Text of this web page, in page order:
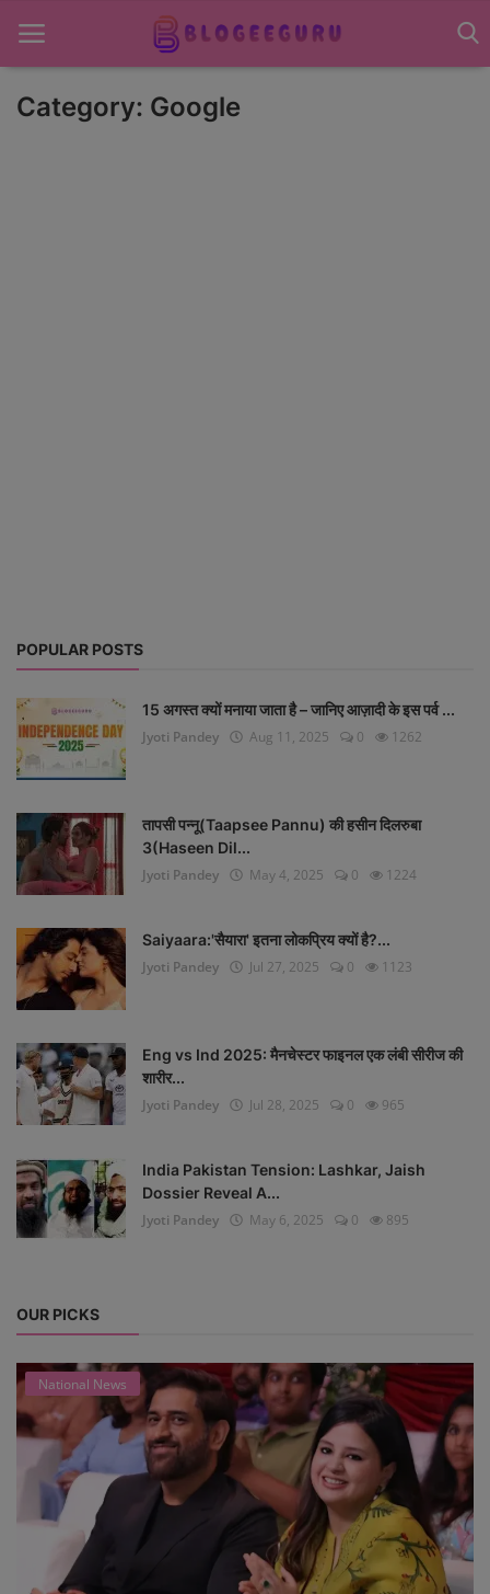
Category: Google
POPULAR POSTS
15 अगस्त क्यों मनाया जाता है – जानिए आज़ादी के इस पर्व ...
Jyoti Pandey
Aug 11, 2025 0 1262
तापसी पन्नू(Taapsee Pannu) की हसीन दिलरुबा
3(Haseen Dil...
Jyoti Pandey
May 4, 2025 0 1224
Saiyaara:'सैयारा' इतना लोकप्रिय क्यों है?...
Jyoti Pandey
Jul 27, 2025 0 1123
Eng vs Ind 2025: मैनचेस्टर फाइनल एक लंबी सीरीज की
शारीर...
Jyoti Pandey
Jul 28, 2025 0 965
India Pakistan Tension: Lashkar, Jaish
Dossier Reveal A...
Jyoti Pandey
May 6, 2025 0 895
OUR PICKS
National News